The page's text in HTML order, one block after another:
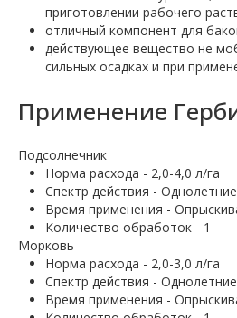
приготовлении рабочего
отличный компонент для
действующее вещество не
сильных осадках и при
Применение
Подсолнечник
Норма расхода - 2,0-4,0 л/га
Спектр действия -
Время применения -
Количество обработок - 1
Морковь
Норма расхода - 2,0-3,0 л/га
Спектр действия -
Время применения -